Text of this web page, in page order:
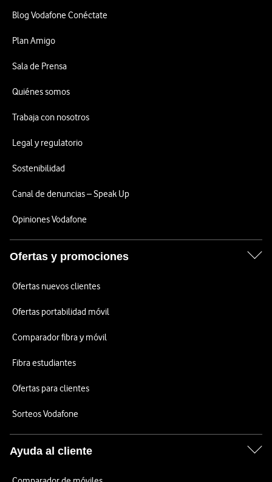
Blog Vodafone Conéctate
Plan Amigo
Sala de Prensa
Quiénes somos
Trabaja con nosotros
Legal y regulatorio
Sostenibilidad
Canal de denuncias – Speak Up
Opiniones Vodafone
Ofertas y promociones
Ofertas nuevos clientes
Ofertas portabilidad móvil
Comparador fibra y móvil
Fibra estudiantes
Ofertas para clientes
Sorteos Vodafone
Ayuda al cliente